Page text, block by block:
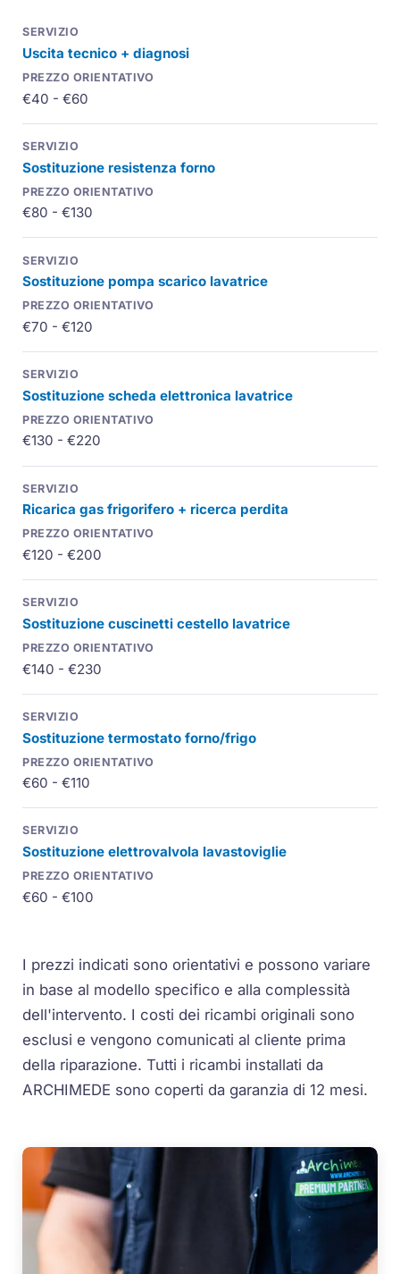
Uscita tecnico + diagnosi
€40 - €60
Sostituzione resistenza forno
€80 - €130
Sostituzione pompa scarico lavatrice
€70 - €120
Sostituzione scheda elettronica lavatrice
€130 - €220
Ricarica gas frigorifero + ricerca perdita
€120 - €200
Sostituzione cuscinetti cestello lavatrice
€140 - €230
Sostituzione termostato forno/frigo
€60 - €110
Sostituzione elettrovalvola lavastoviglie
€60 - €100
I prezzi indicati sono orientativi e possono variare
in base al modello specifico e alla complessità
dell'intervento. I costi dei ricambi originali sono
esclusi e vengono comunicati al cliente prima
della riparazione. Tutti i ricambi installati da
ARCHIMEDE sono coperti da garanzia di 12 mesi.